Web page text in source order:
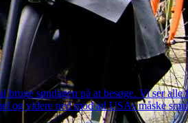
søndagen på at besøge. Vi ser
og videre ned mod ad USAs måske